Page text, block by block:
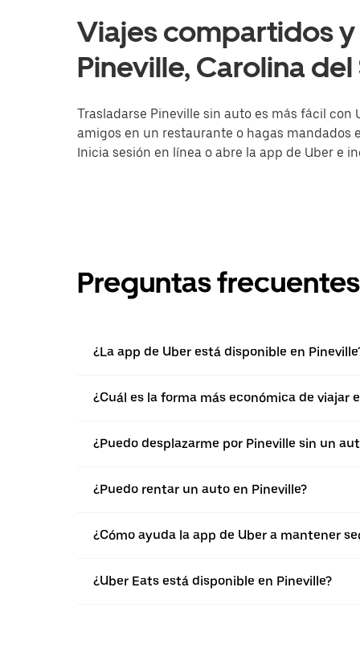
Viajes compartidos
Pineville, Carolina del
Trasladarse Pineville sin auto es más fácil con
amigos en un restaurante o hagas mandados
Inicia sesión en línea o abre la app de Uber e
Preguntas frecuentes
¿La app de Uber está disponible en
¿Cuál es la forma más económica de viajar
¿Puedo desplazarme por Pineville sin un
¿Puedo rentar un auto en Pineville?
¿Cómo ayuda la app de Uber a mantener
¿Uber Eats está disponible en Pineville?